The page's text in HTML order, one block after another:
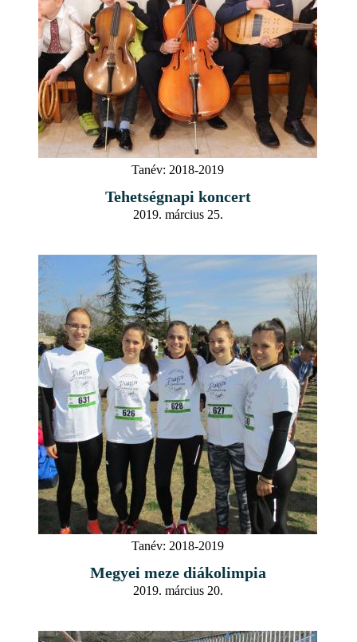
Tanév: 2018-2019
Tehetségnapi koncert
2019. március 25.
Tanév: 2018-2019
Megyei meze diákolimpia
2019. március 20.